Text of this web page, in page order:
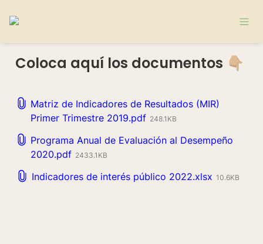
Coloca aquí los documentos 👇🏼
Matriz de Indicadores de Resultados (MIR)
Primer Trimestre 2019.pdf 248.1KB
Programa Anual de Evaluación al Desempeño
2020.pdf 2433.1KB
Indicadores de interés público 2022.xlsx 10.6KB